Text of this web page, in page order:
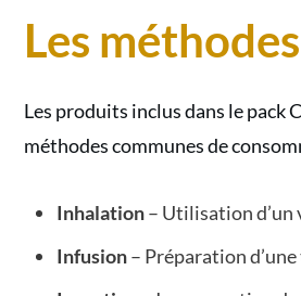
Les
Les produits inclus dans le pack
méthodes communes de
Inhalation– Utilisation d’un
Infusion– Préparation